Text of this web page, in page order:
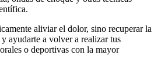
aliviar el dolor, sino recuperar la
ayudarte a volver a realizar tus
o deportivas con la mayor